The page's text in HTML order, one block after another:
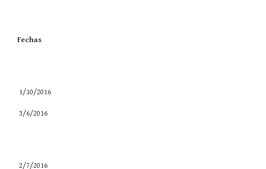
Fechas
1/10/2016
3/6/2016
2/7/2016